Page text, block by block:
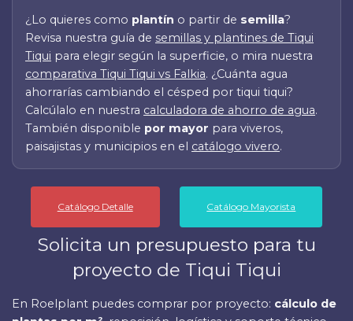
¿Lo quieres como plantín o partir de semilla?
Revisa nuestra guía de semillas y plantines de Tiqui
Tiqui para elegir según la superficie, o mira nuestra
comparativa Tiqui Tiqui vs Falkia. ¿Cuánta agua
ahorrarías cambiando el césped por tiqui tiqui?
Calcúlalo en nuestra calculadora de ahorro de agua.
También disponible por mayor para viveros,
paisajistas y municipios en el catálogo vivero.
Catálogo Detalle Catálogo Mayorista
Solicita un presupuesto para tu
proyecto de Tiqui Tiqui
En Roelplant puedes comprar por proyecto: cálculo de